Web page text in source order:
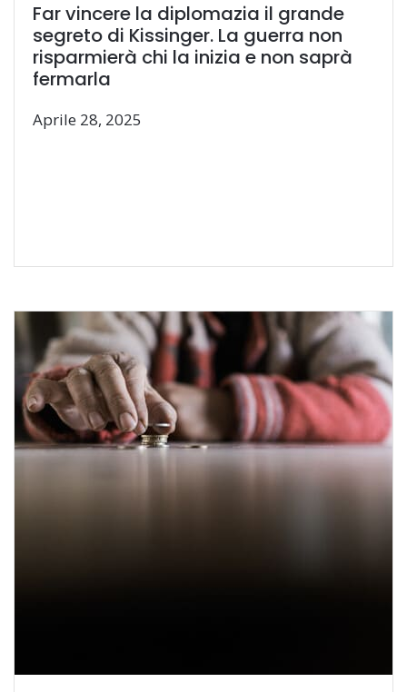
Far vincere la diplomazia il grande
segreto di Kissinger. La guerra non
risparmierà chi la inizia e non saprà
fermarla
Aprile 28, 2025